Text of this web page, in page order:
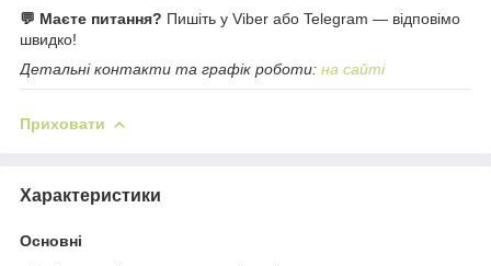
💬 Маєте питання? Пишіть у Viber або Telegram — відповімо
швидко!
Детальні контакти та графік роботи: на сайті
Приховати
Характеристики
Основні